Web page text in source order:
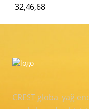
32,46,68
CREST global yağ